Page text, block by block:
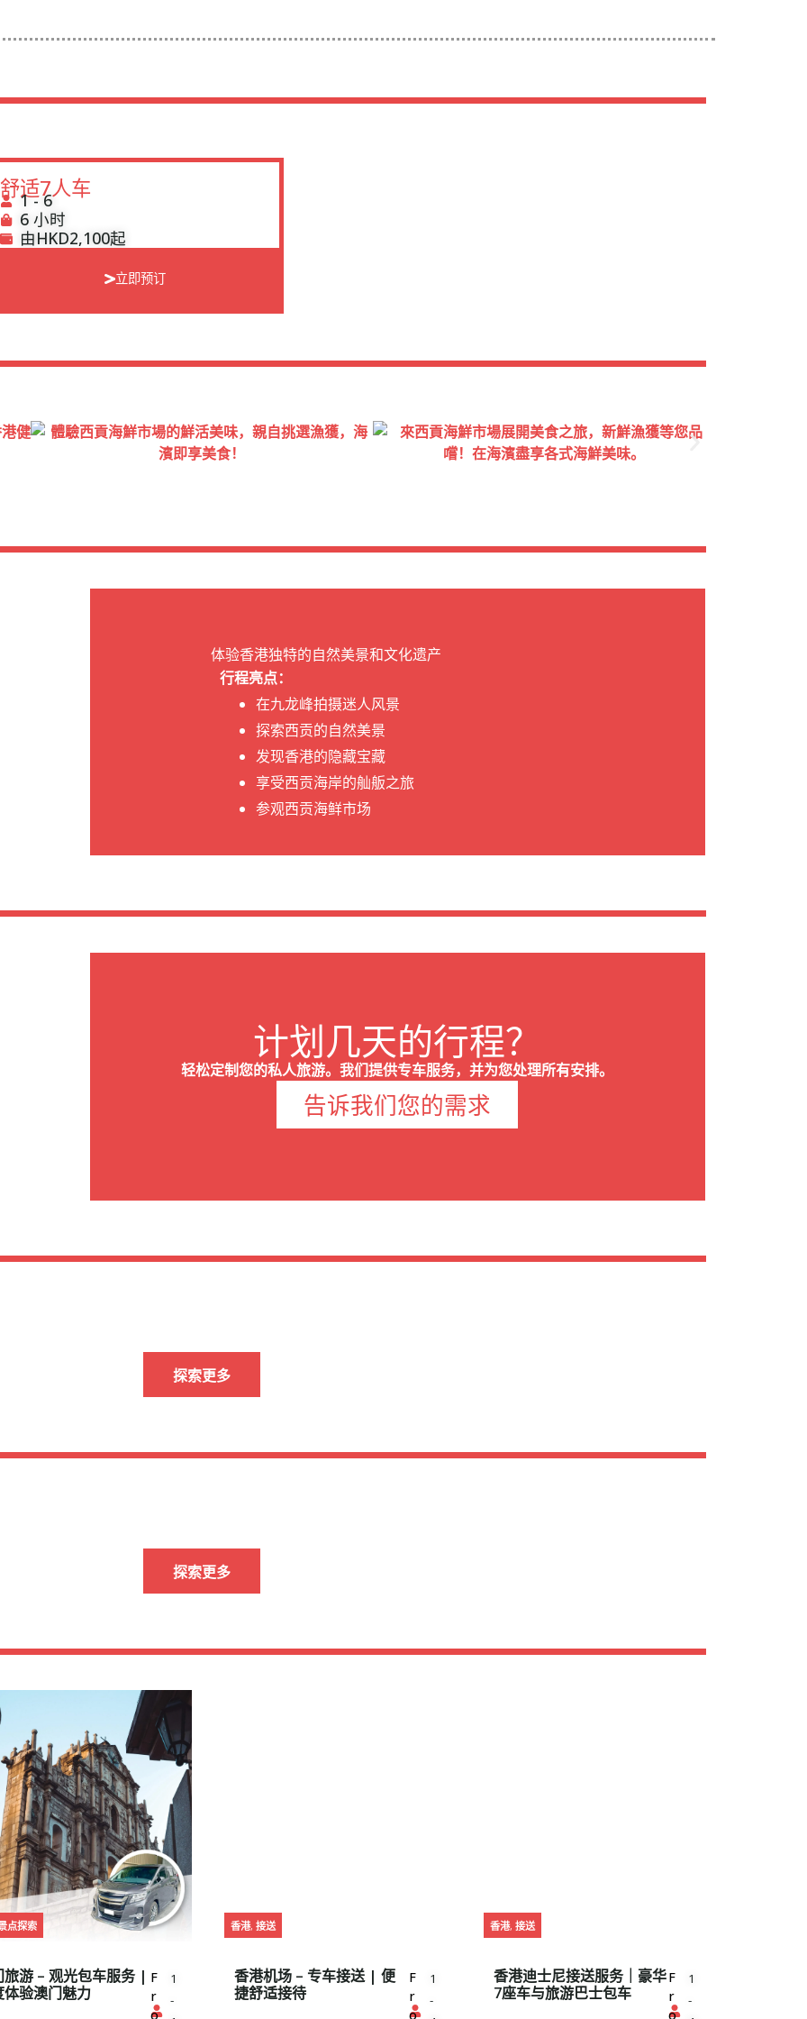
舒适7人车
1 - 6
6 小时
由HKD2,100起
立即预订
体验香港独特的自然美景和文化遗产
行程亮点：
在九龙峰拍摄迷人风景
探索西贡的自然美景
发现香港的隐藏宝藏
享受西贡海岸的舢舨之旅
参观西贡海鲜市场
计划几天的行程？
轻松定制您的私人旅游。我们提供专车服务，并为您处理所有安排。
告诉我们您的需求
探索更多
探索更多
点探索
旅游 – 观光包车服务 |
体验澳门魅力
1
-
F
r
o
香港, 接送
香港机场 – 专车接送 | 便
捷舒适接待
1
-
F
r
o
香港, 接送
香港迪士尼接送服务｜豪华
7座车与旅游巴士包车
1
-
F
r
o